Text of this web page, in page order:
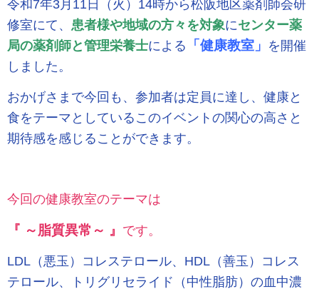
令和7年3月11日（火）14時から松阪地区薬剤師会研
修室にて、 患者様や地域の方々を対象にセンター薬
局の薬剤師と管理栄養士による 「健康教室」 を開催
しました。
おかげさまで今回も、参加者は定員に達し、健康と
食をテーマとしているこのイベントの関心の高さと
期待感を感じることができます。
今回の健康教室のテーマは
『 ～脂質異常～ 』 です。
LDL（悪玉）コレステロール、HDL（善玉）コレス
テロール、トリグリセライド（中性脂肪）の血中濃